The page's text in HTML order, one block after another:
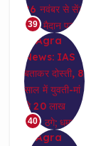
39
40